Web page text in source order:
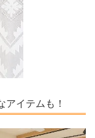
イテムも！